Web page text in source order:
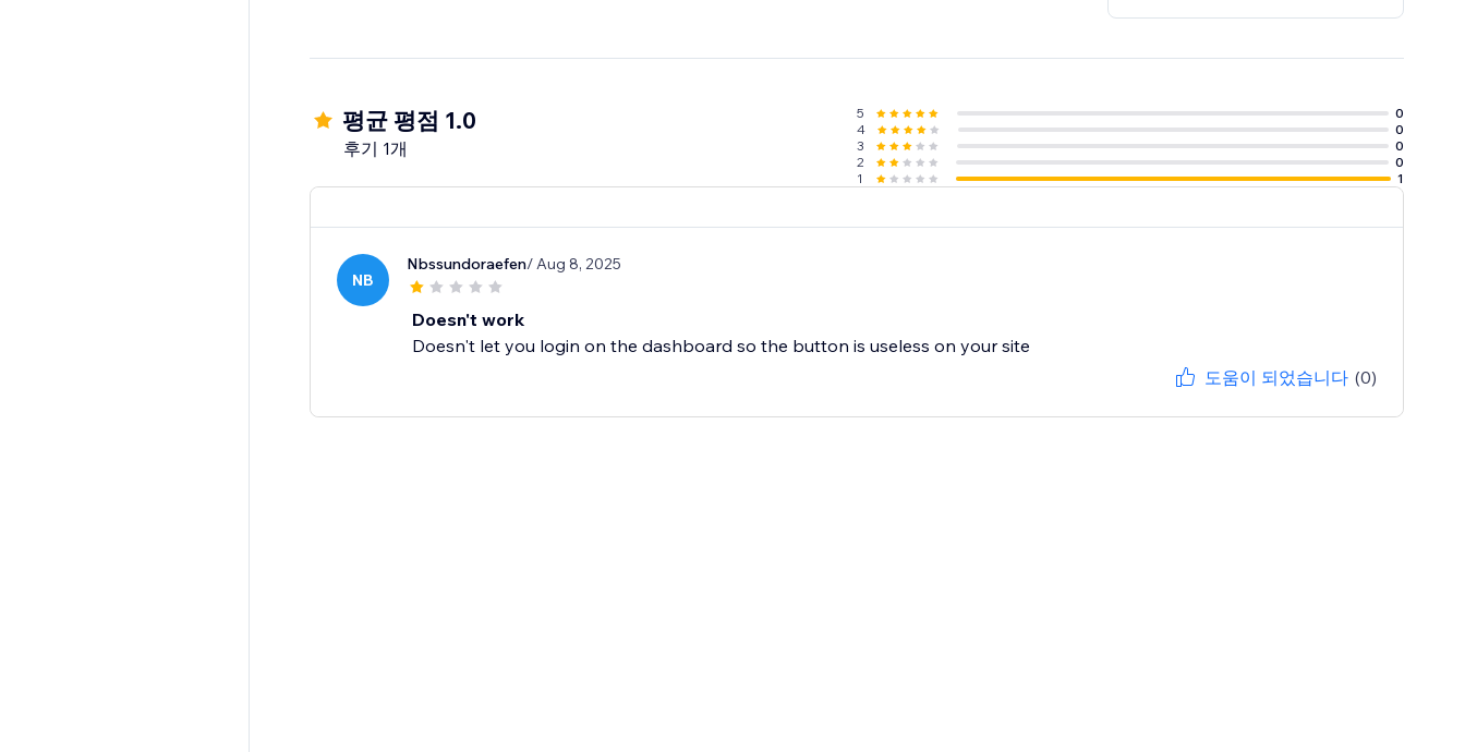
평균 평점 1.0
후기 1개
5
0
4
0
3
0
2
0
1
1
NB
Nbssundoraefen/ Aug 8, 2025
Doesn't work
Doesn't let you login on the dashboard so the button is useless on your site
도움이 되었습니다 (0)